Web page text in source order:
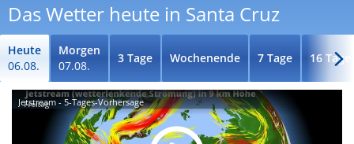
Das Wetter heute in Santa Cruz
Heute
06.08.
Morgen
07.08.
3 Tage Wochenende 7 Tage 16 Tage
Jetstream - 5-Tages-Vorhersage